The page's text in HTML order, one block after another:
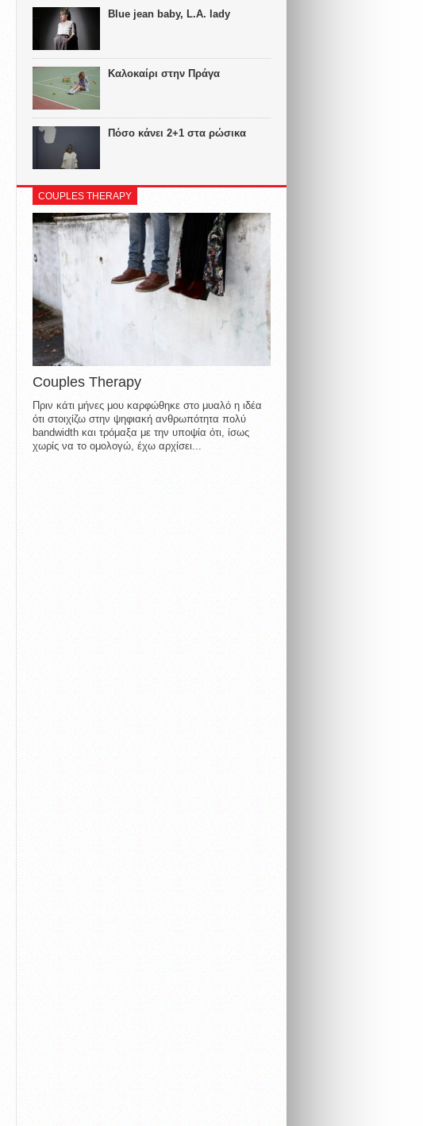
Blue jean baby, L.A. lady
Καλοκαίρι στην Πράγα
Πόσο κάνει 2+1 στα ρώσικα
COUPLES THERAPY
Couples Therapy
Πριν κάτι μήνες μου καρφώθηκε στο μυαλό η ιδέα
ότι στοιχίζω στην ψηφιακή ανθρωπότητα πολύ
bandwidth και τρόμαξα με την υποψία ότι, ίσως
χωρίς να το ομολογώ, έχω αρχίσει...